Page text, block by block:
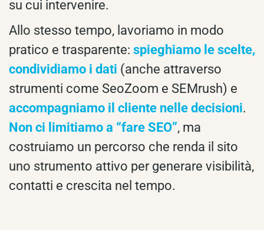
su cui intervenire.
Allo stesso tempo, lavoriamo in modo
pratico e trasparente: spieghiamo le scelte,
condividiamo i dati (anche attraverso
strumenti come SeoZoom e SEMrush) e
accompagniamo il cliente nelle decisioni.
Non ci limitiamo a “fare SEO”, ma
costruiamo un percorso che renda il sito
uno strumento attivo per generare visibilità,
contatti e crescita nel tempo.